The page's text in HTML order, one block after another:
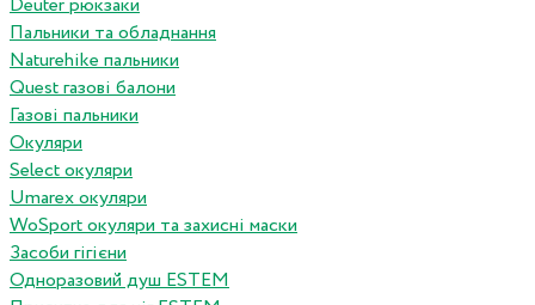
Deuter рюкзаки
Пальники та обладнання
Naturehike пальники
Quest газові балони
Газові пальники
Окуляри
Select окуляри
Umarex окуляри
WoSport окуляри та захисні маски
Засоби гігієни
Одноразовий душ ESTEM